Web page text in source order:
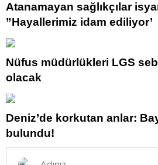
Atanamayan sağlıkçılar
”Hayallerimiz idam ediliyor’
Nüfus müdürlükleri LGS
olacak
Deniz’de korkutan anlar:
bulundu!